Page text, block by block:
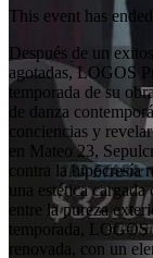
This event has
Después de un
agotadas, LOGOS
temporada de su
de danza
conciencias y
en Mateo 23,
contra la hipocresía
una estética
entre la pureza
temporada, LOGOS
renovada, con un